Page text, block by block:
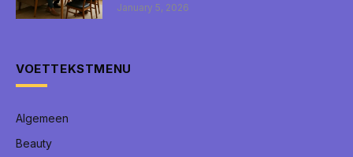
January 5, 2026
VOETTEKSTMENU
Algemeen
Beauty